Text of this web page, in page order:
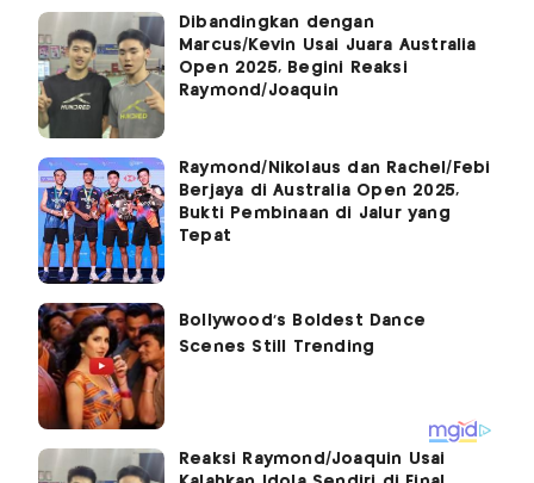
Dibandingkan dengan
Marcus/Kevin Usai Juara Australia
Open 2025, Begini Reaksi
Raymond/Joaquin
Raymond/Nikolaus dan Rachel/Febi
Berjaya di Australia Open 2025,
Bukti Pembinaan di Jalur yang
Tepat
Reaksi Raymond/Joaquin Usai